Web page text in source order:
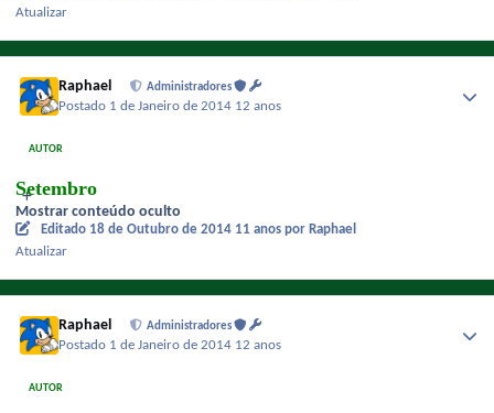
Atualizar
Raphael Administradores
Postado 1 de Janeiro de 2014 12 anos
AUTOR
Setembro
Mostrar conteúdo oculto
Editado 18 de Outubro de 2014 11 anos por Raphael
Atualizar
Raphael Administradores
Postado 1 de Janeiro de 2014 12 anos
AUTOR